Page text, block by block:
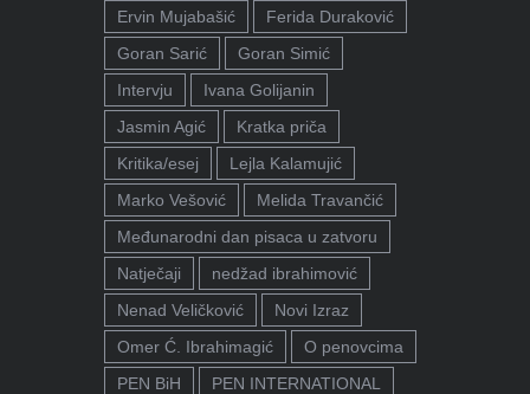
Ervin Mujabašić
Ferida Duraković
Goran Sarić
Goran Simić
Intervju
Ivana Golijanin
Jasmin Agić
Kratka priča
Kritika/esej
Lejla Kalamujić
Marko Vešović
Melida Travančić
Međunarodni dan pisaca u zatvoru
Natječaji
nedžad ibrahimović
Nenad Veličković
Novi Izraz
Omer Ć. Ibrahimagić
O penovcima
PEN BiH
PEN INTERNATIONAL